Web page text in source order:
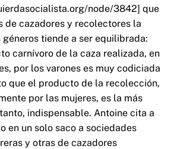
node/3842] que
de cazadores y recolectores la
tiende a ser equilibrada:
carnívoro de la caza realizada, en
por los varones es muy codiciada
que el producto de la recolección,
por las mujeres, es la más
indispensable. Antoine cita a
en un solo saco a sociedades
y otras de cazadores